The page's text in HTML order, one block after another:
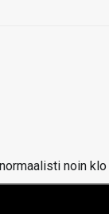
noin klo